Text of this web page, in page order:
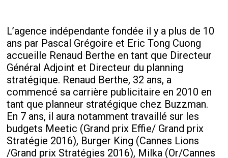
L’agence indépendante fondée il y a plus de 10
ans par Pascal Grégoire et Eric Tong Cuong
accueille Renaud Berthe en tant que Directeur
Général Adjoint et Directeur du planning
stratégique. Renaud Berthe, 32 ans, a
commencé sa carrière publicitaire en 2010 en
tant que planneur stratégique chez Buzzman.
En 7 ans, il aura notamment travaillé sur les
budgets Meetic (Grand prix Effie/ Grand prix
Stratégie 2016), Burger King (Cannes Lions
/Grand prix Stratégies 2016), Milka (Or/Cannes